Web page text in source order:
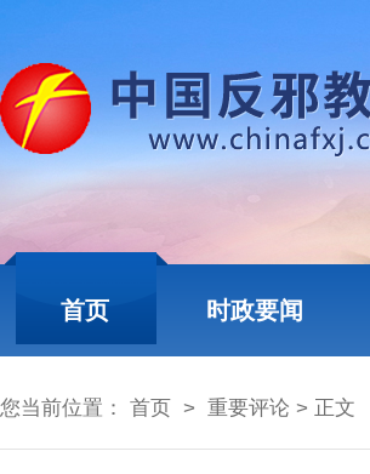
首页 时政要闻
您当前位置： 首页 > 重要评论 > 正文